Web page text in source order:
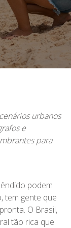
urbanos
e
para
podem
tem gente que
O Brasil,
tão rica que